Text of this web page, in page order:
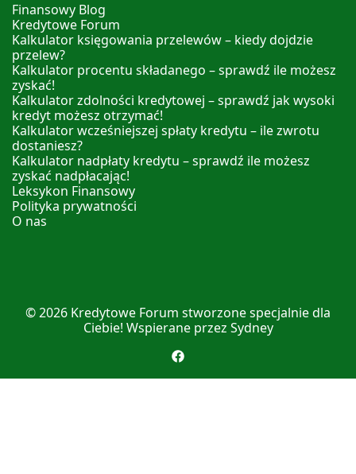
Finansowy Blog
Kredytowe Forum
Kalkulator księgowania przelewów – kiedy dojdzie
przelew?
Kalkulator procentu składanego – sprawdź ile możesz
zyskać!
Kalkulator zdolności kredytowej – sprawdź jak wysoki
kredyt możesz otrzymać!
Kalkulator wcześniejszej spłaty kredytu – ile zwrotu
dostaniesz?
Kalkulator nadpłaty kredytu – sprawdź ile możesz
zyskać nadpłacając!
Leksykon Finansowy
Polityka prywatności
O nas
© 2026 Kredytowe Forum stworzone specjalnie dla
Ciebie! Wspierane przez Sydney